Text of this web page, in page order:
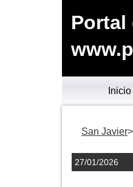
Portal
Inicio
San Javier
27/01/2026